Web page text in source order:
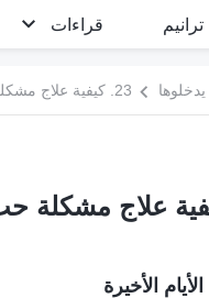
ترانيم قراءات
23. كيفية علاج مشكلة حب المرء للتباهي والشهادة للذات
الأخيرة